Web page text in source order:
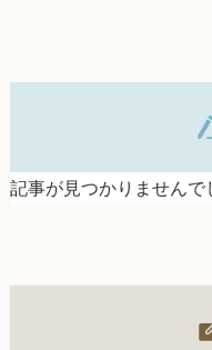
記事が見つかりませんで